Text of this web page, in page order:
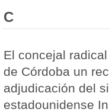
C
El concejal
de Córdoba un
adjudicación del
estadounidense